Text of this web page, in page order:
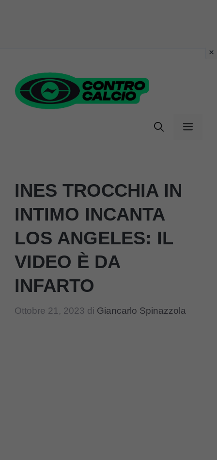
contenuto
Menu
INES TROCCHIA IN
INTIMO INCANTA
LOS ANGELES: IL
VIDEO È DA
INFARTO
Ottobre 21, 2023 di Giancarlo Spinazzola